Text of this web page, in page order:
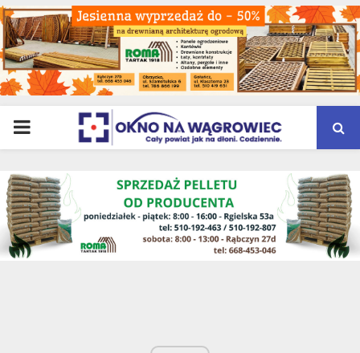
PRIMARY
MENU